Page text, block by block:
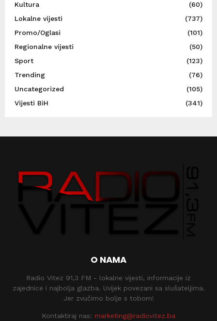
Kultura
(60)
Lokalne vijesti
(737)
Promo/Oglasi
(101)
Regionalne vijesti
(50)
Sport
(123)
Trending
(76)
Uncategorized
(105)
Vijesti BiH
(341)
O NAMA
Radio Vitez 91,3 FM - lokalne vijesti, informacije iz
zajednice i najbolja glazba. Uvijek povezani sa slušateljima.
Jer zvučimo bolje s tobom!
Kontaktiraj nas: marketing@radiovitez.ba